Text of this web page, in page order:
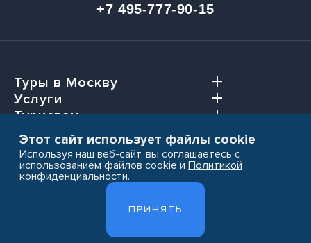
+7 495-777-90-15
Туры в Москву
Услуги
Туристам
Агентствам
Политика конфиденциальности
Этот сайт использует файлы cookie
Используя наш веб-сайт, вы соглашаетесь с
использованием файлов cookie и Политикой
конфиденциальности.
ПРИНЯТЬ